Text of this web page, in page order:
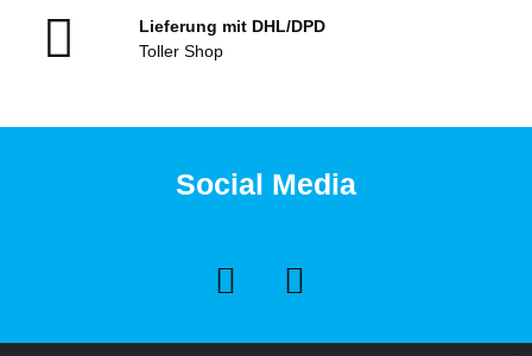
Lieferung mit DHL/DPD
Toller Shop
Social Media